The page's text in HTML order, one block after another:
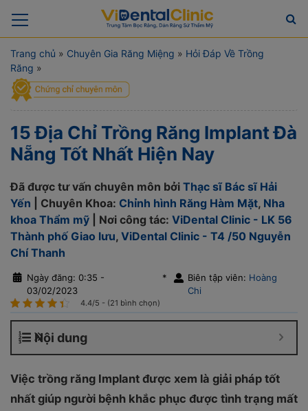
Trang chủ » Chuyên Gia Răng Miệng » Hỏi Đáp Về Trồng
Răng »
15 Địa Chỉ Trồng Răng Implant Đà
Nẵng Tốt Nhất Hiện Nay
Đã được tư vấn chuyên môn bởi Thạc sĩ Bác sĩ Hải
Yến | Chuyên Khoa: Chỉnh hình Răng Hàm Mặt, Nha
khoa Thẩm mỹ | Nơi công tác: ViDental Clinic - LK 56
Thành phố Giao lưu, ViDental Clinic - T4 /50 Nguyễn
Chí Thanh
Ngày đăng: 0:35 -
03/02/2023
* Biên tập viên: Hoàng
Chi
4.4/5 - (21 bình chọn)
Nội dung
Việc trồng răng Implant được xem là giải pháp tốt
nhất giúp người bệnh khắc phục được tình trạng mất